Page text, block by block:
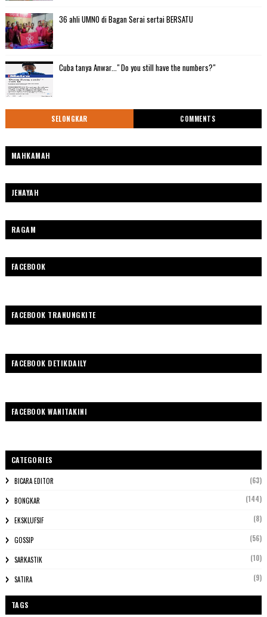
36 ahli UMNO di Bagan Serai sertai BERSATU
Cuba tanya Anwar..." Do you still have the numbers?"
SELONGKAR COMMENTS
MAHKAMAH
JENAYAH
RAGAM
FACEBOOK
FACEBOOK TRANUNGKITE
FACEBOOK DETIKDAILY
FACEBOOK WANITAKINI
CATEGORIES
BICARA EDITOR (63)
BONGKAR (144)
EKSKLUFSIF (8)
GOSSIP (56)
SARKASTIK (10)
SATIRA (9)
TAGS